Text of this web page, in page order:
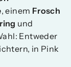
, einem Frosch
und
Entweder
in Pink